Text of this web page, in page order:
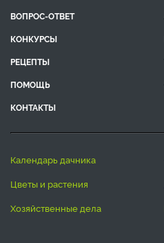
ВОПРОС-ОТВЕТ
КОНКУРСЫ
РЕЦЕПТЫ
ПОМОЩЬ
КОНТАКТЫ
календарь дачника
цветы и растения
хозяйственные дела